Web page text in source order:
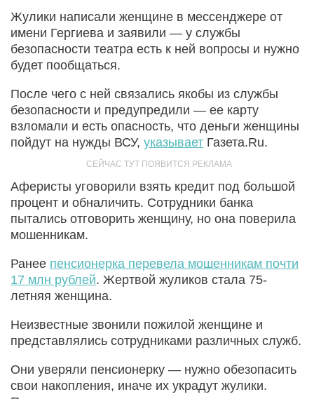
Жулики написали женщине в мессенджере от
имени Гергиева и заявили — у службы
безопасности театра есть к ней вопросы и нужно
будет пообщаться.
После чего с ней связались якобы из службы
безопасности и предупредили — ее карту
взломали и есть опасность, что деньги женщины
пойдут на нужды ВСУ, указывает Газета.Ru.
Аферисты уговорили взять кредит под большой
процент и обналичить. Сотрудники банка
пытались отговорить женщину, но она поверила
мошенникам.
Ранее пенсионерка перевела мошенникам почти
17 млн рублей. Жертвой жуликов стала 75-
летняя женщина.
Неизвестные звонили пожилой женщине и
представлялись сотрудниками различных служб.
Они уверяли пенсионерку — нужно обезопасить
свои накопления, иначе их украдут жулики.